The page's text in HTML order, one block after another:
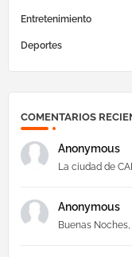
Entretenimiento
Deportes
COMENTARIOS
Anonymous
La ciudad de
Anonymous
Buenas